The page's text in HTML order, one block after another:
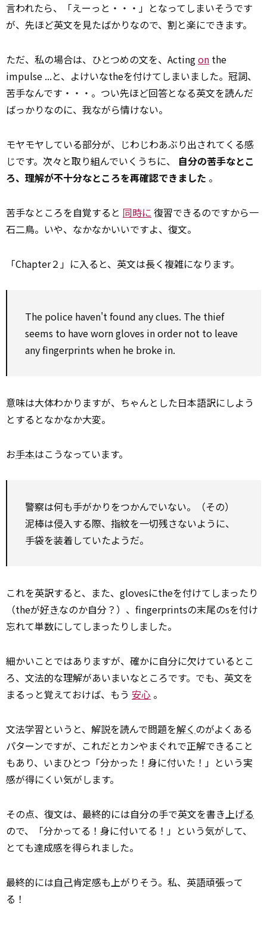
言われたら、「えーっと・・・」となってしまいそうです
が、先ほど英文を見たばかりなので、割と楽にできます。
ただ、私の場合は、ひとつめの文を、Actingon the
impulse ...と、よけいなtheを付けてしまいました。冠詞、
苦手なんです・・・。つい先ほど回答となる英文を読んだ
ばっかりなのに、我ながら情けない。
モヤモヤしている部分が、じわじわあぶり出されてくる感
じです。次々と取り組んでいくうちに、 自分の苦手なとこ
ろ、理解が不十分なところを再確認できました 。
苦手なところを自覚すると 同時に 復習できるのですから一
石二鳥。いや、なかなかいいですよ、復文。
「Chapter２」に入ると、英文は長く複雑になります。
The police haven't found anyclues. The thief
seems to have worn gloves in ordernot to leave
anyfingerprints when he broke in.
意味は大体わかりますが、ちゃんとした日本語訳にしよう
とするとなかなか大変。
お手本はこうなっています。
警察は何も手がかりをつかんでいない。（その）
泥棒は侵入する際、指紋を一切残さないように、
手袋を装着していたようだ。
これを英訳すると、また、glovesにtheを付けてしまったり
（theが好きなのか自分？）、fingerprintsの末尾のsを付け
忘れて単数にしてしまったりしました。
細かいことではありますが、確かに自分に欠けているとこ
ろ、文法的な理解があいまいなところです。でも、英文を
まるっと覚えておけば、もう 安心 。
文法学習というと、解説を読んで問題を解く のがよくある
パターンですが、これだとカンやまぐれで正解できること
もあり、いまひとつ「分かった！身に付いた！」という実
感が得にくい気がします。
その点、復文は、最終的には自分の手で英文を書き上げる
ので、「分かってる！身に付いてる！」という気がして、
とても達成感を得られました。
最終的には自己肯定感も上がりそう。私、英語頑張って
る！